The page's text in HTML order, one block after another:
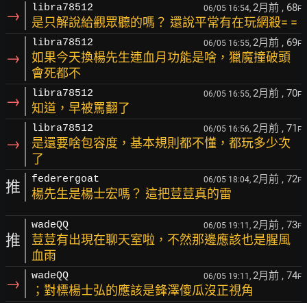
→ libra78512 06/05 16:54, 2月前 , 68F
是只解說給觀眾聽的嗎？ 還說平常有在玩網殺= =
→
libra78512 06/05 16:55, 2月前 , 69F
如果今天換楊先生連血月功能是啥，獵魔撞破頭
會死都不
→ libra78512 06/05 16:55, 2月前 , 70F
知道，早被罵翻了
→
libra78512 06/05 16:56, 2月前 , 71 F
是還要啥包容度，基本規則都不懂，都玩多少次
了
推 federergoat 06/05 18:04, 2月前 , 72F
楊先生是楊士宏嗎？ 這把荳荳真的雷
推
wadeQQ 06/05 19:11, 2月前 , 73F
荳荳有出現在聊天室啦，不然那邊應該也是腥風
血雨
→ wadeQQ 06/05 19:11, 2月前 , 74F
；對標楊士弘的應該是鋒澤傻瓜沒正視角